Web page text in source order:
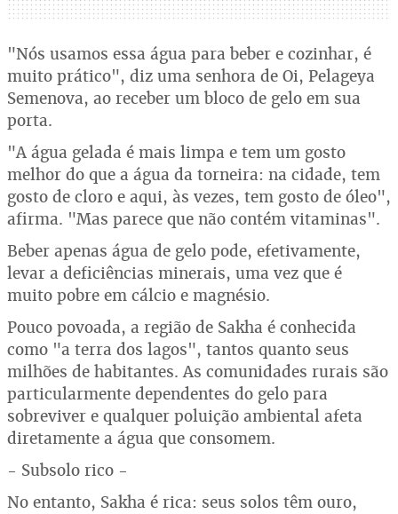
"Nós usamos essa água para beber e cozinhar, é
muito prático", diz uma senhora de Oi, Pelageya
Semenova, ao receber um bloco de gelo em sua
porta.
"A água gelada é mais limpa e tem um gosto
melhor do que a água da torneira: na cidade, tem
gosto de cloro e aqui, às vezes, tem gosto de óleo",
afirma. "Mas parece que não contém vitaminas".
Beber apenas água de gelo pode, efetivamente,
levar a deficiências minerais, uma vez que é
muito pobre em cálcio e magnésio.
Pouco povoada, a região de Sakha é conhecida
como "a terra dos lagos", tantos quanto seus
milhões de habitantes. As comunidades rurais são
particularmente dependentes do gelo para
sobreviver e qualquer poluição ambiental afeta
diretamente a água que consomem.
- Subsolo rico -
No entanto, Sakha é rica: seus solos têm ouro,